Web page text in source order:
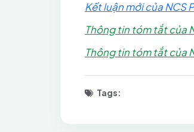
Kết luận mới của NCS
Thông tin tóm tắt của
Thông tin tóm tắt của
Tags: